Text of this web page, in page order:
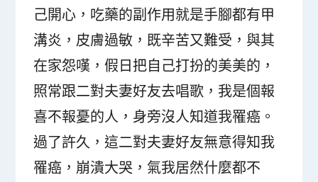
己開心，吃藥的副作用就是手腳都有甲
溝炎，皮膚過敏，既辛苦又難受，與其
在家怨嘆，假日把自己打扮的美美的，
照常跟二對夫妻好友去唱歌，我是個報
喜不報憂的人，身旁沒人知道我罹癌。
過了許久，這二對夫妻好友無意得知我
罹癌，崩潰大哭，氣我居然什麼都不